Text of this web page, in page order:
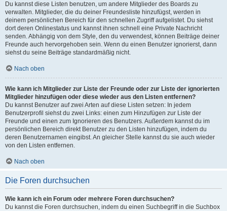
Du kannst diese Listen benutzen, um andere Mitglieder des Boards zu
verwalten. Mitglieder, die du deiner Freundesliste hinzufügst, werden in
deinem persönlichen Bereich für den schnellen Zugriff aufgelistet. Du siehst
dort deren Onlinestatus und kannst ihnen schnell eine Private Nachricht
senden. Abhängig von dem Style, den du verwendest, können Beiträge deiner
Freunde auch hervorgehoben sein. Wenn du einen Benutzer ignorierst, dann
siehst du seine Beiträge standardmäßig nicht.
Nach oben
Wie kann ich Mitglieder zur Liste der Freunde oder zur Liste der ignorierten
Mitglieder hinzufügen oder diese wieder aus den Listen entfernen?
Du kannst Benutzer auf zwei Arten auf diese Listen setzen: In jedem
Benutzerprofil siehst du zwei Links: einen zum Hinzufügen zur Liste der
Freunde und einen zum Ignorieren des Benutzers. Außerdem kannst du im
persönlichen Bereich direkt Benutzer zu den Listen hinzufügen, indem du
deren Benutzernamen eingibst. An gleicher Stelle kannst du sie auch wieder
von den Listen entfernen.
Nach oben
Die Foren durchsuchen
Wie kann ich ein Forum oder mehrere Foren durchsuchen?
Du kannst die Foren durchsuchen, indem du einen Suchbegriff in die Suchbox